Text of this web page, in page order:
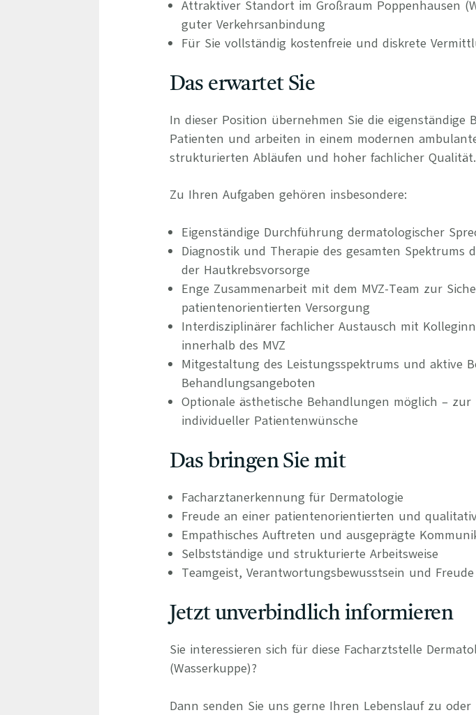
Attraktiver Standort im Großraum Poppenhausen
guter Verkehrsanbindung
Für Sie vollständig kostenfreie und diskrete
Das erwartet Sie
In dieser Position übernehmen Sie die
Patienten und arbeiten in einem modernen
strukturierten Abläufen und hoher fachlicher Qualität.
Zu Ihren Aufgaben gehören insbesondere:
Eigenständige Durchführung dermatologischer
Diagnostik und Therapie des gesamten
der Hautkrebsvorsorge
Enge Zusammenarbeit mit dem MVZ-Team zur
patientenorientierten Versorgung
Interdisziplinärer fachlicher Austausch mit
innerhalb des MVZ
Mitgestaltung des Leistungsspektrums und aktive
Behandlungsangeboten
Optionale ästhetische Behandlungen möglich –
individueller Patientenwünsche
Das bringen Sie mit
Facharztanerkennung für Dermatologie
Freude an einer patientenorientierten und
Empathisches Auftreten und ausgeprägte
Selbstständige und strukturierte Arbeitsweise
Teamgeist, Verantwortungsbewusstsein und
Jetzt unverbindlich informieren
Sie interessieren sich für diese Facharztstelle
(Wasserkuppe)?
Dann senden Sie uns gerne Ihren Lebenslauf zu